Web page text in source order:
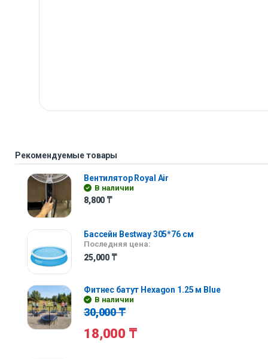
Рекомендуемые товары
Вентилятор Royal Air
В наличии
8,800 ₸
Бассейн Bestway 305*76 см
Последняя цена:
25,000 ₸
Фитнес батут Hexagon 1.25 м Blue
В наличии
30,000₸
18,000 ₸